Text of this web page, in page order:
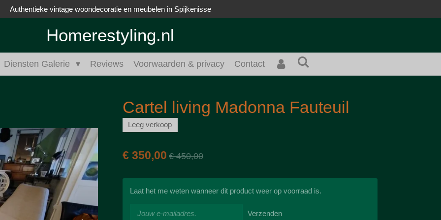
Authentieke vintage woondecoratie en meubelen in Spijkenisse
Homerestyling.nl
Diensten Galerie Reviews Voorwaarden & privacy Contact
Cartel living Madonna Fauteuil
Leeg verkoop
€ 350,00 € 450,00
Laat het me weten wanneer dit product weer op voorraad is.
Verzenden